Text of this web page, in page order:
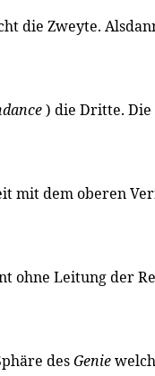
die Zweyte.
) die Dritte.
mit dem oberen
ohne Leitung der
desGenie